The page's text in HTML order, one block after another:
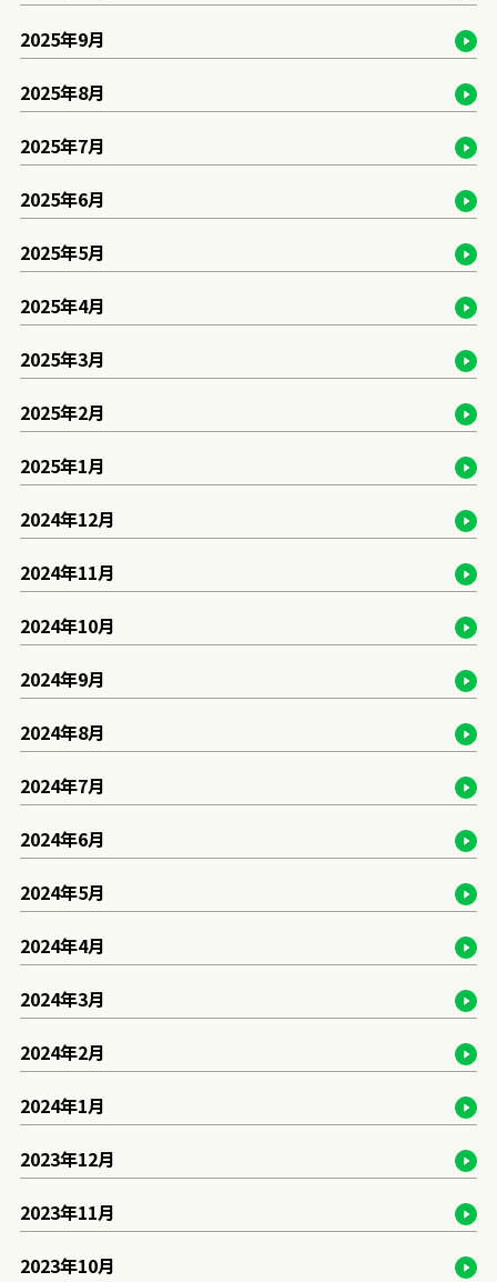
2025年9月
2025年8月
2025年7月
2025年6月
2025年5月
2025年4月
2025年3月
2025年2月
2025年1月
2024年12月
2024年11月
2024年10月
2024年9月
2024年8月
2024年7月
2024年6月
2024年5月
2024年4月
2024年3月
2024年2月
2024年1月
2023年12月
2023年11月
2023年10月